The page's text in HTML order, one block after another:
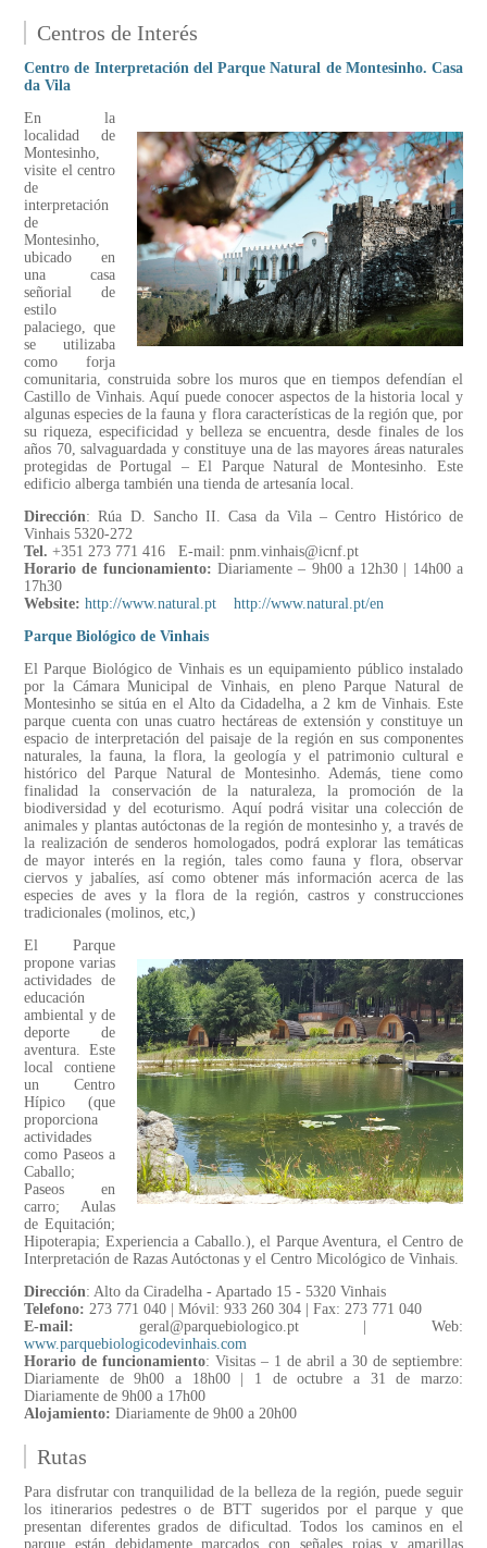
Centros de Interés
Centro de Interpretación del Parque Natural de Montesinho. Casa
da Vila
En la
localidad de
Montesinho,
visite el centro
de
interpretación
de
Montesinho,
ubicado en
una casa
señorial de
estilo
palaciego, que
se utilizaba
como forja
comunitaria, construida sobre los muros que en tiempos defendían el
Castillo de Vinhais. Aquí puede conocer aspectos de la historia local y
algunas especies de la fauna y flora características de la región que, por
su riqueza, especificidad y belleza se encuentra, desde finales de los
años 70, salvaguardada y constituye una de las mayores áreas naturales
protegidas de Portugal – El Parque Natural de Montesinho. Este
edificio alberga también una tienda de artesanía local.
Dirección: Rúa D. Sancho II. Casa da Vila – Centro Histórico de
Vinhais 5320-272
Tel. +351 273 771 416 E-mail: pnm.vinhais@icnf.pt
Horario de funcionamiento: Diariamente – 9h00 a 12h30 | 14h00 a
17h30
Website: http://www.natural.pt
http://www.natural.pt/en
Parque Biológico de Vinhais
El Parque Biológico de Vinhais es un equipamiento público instalado
por la Cámara Municipal de Vinhais, en pleno Parque Natural de
Montesinho se sitúa en el Alto da Cidadelha, a 2 km de Vinhais. Este
parque cuenta con unas cuatro hectáreas de extensión y constituye un
espacio de interpretación del paisaje de la región en sus componentes
naturales, la fauna, la flora, la geología y el patrimonio cultural e
histórico del Parque Natural de Montesinho. Además, tiene como
finalidad la conservación de la naturaleza, la promoción de la
biodiversidad y del ecoturismo. Aquí podrá visitar una colección de
animales y plantas autóctonas de la región de montesinho y, a través de
la realización de senderos homologados, podrá explorar las temáticas
de mayor interés en la región, tales como fauna y flora, observar
ciervos y jabalíes, así como obtener más información acerca de las
especies de aves y la flora de la región, castros y construcciones
tradicionales (molinos, etc,)
El Parque
propone varias
actividades de
educación
ambiental y de
deporte de
aventura. Este
local contiene
un Centro
Hípico (que
proporciona
actividades
como Paseos a
Caballo;
Paseos en
carro; Aulas
de Equitación;
Hipoterapia; Experiencia a Caballo.), el Parque Aventura, el Centro de
Interpretación de Razas Autóctonas y el Centro Micológico de Vinhais.
Dirección: Alto da Ciradelha - Apartado 15 - 5320 Vinhais
Telefono: 273 771 040 | Móvil: 933 260 304 | Fax: 273 771 040
E-mail: geral@parquebiologico.pt | Web:
www.parquebiologicodevinhais.com
Horario de funcionamiento: Visitas – 1 de abril a 30 de septiembre:
Diariamente de 9h00 a 18h00 | 1 de octubre a 31 de marzo:
Diariamente de 9h00 a 17h00
Alojamiento: Diariamente de 9h00 a 20h00
Rutas
Para disfrutar con tranquilidad de la belleza de la región, puede seguir
los itinerarios pedestres o de BTT sugeridos por el parque y que
presentan diferentes grados de dificultad. Todos los caminos en el
parque están debidamente marcados con señales rojas y amarillas